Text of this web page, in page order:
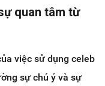
quan tâm từ
việc sử dụng celeb
sự chú ý và sự